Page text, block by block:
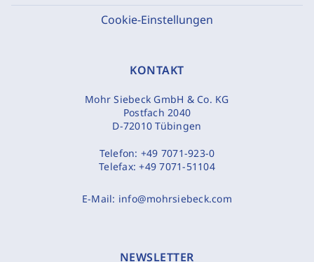
Cookie-Einstellungen
KONTAKT
Mohr Siebeck GmbH & Co. KG
Postfach 2040
D-72010 Tübingen
Telefon: +49 7071-923-0
Telefax:+49 7071-51104
E-Mail: info@mohrsiebeck.com
NEWSLETTER